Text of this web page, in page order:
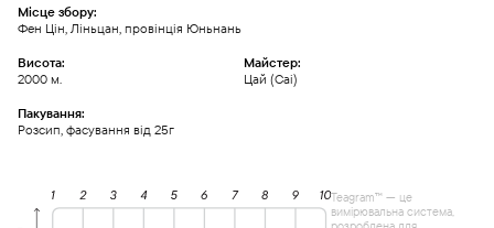
Місце збору:
Фен Цін, Ліньцан, провінція Юньнань
Висота:
2000 м.
Майстер:
Цай (Cai)
Пакування:
Розсип, фасування від 25г
Teagram™ — це
вимірювальна система,